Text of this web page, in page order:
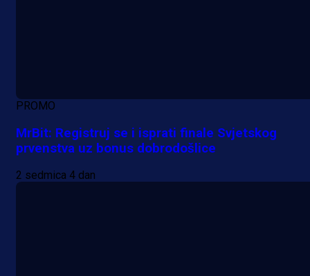
PROMO
MrBit: Registruj se i isprati finale Svjetskog
prvenstva uz bonus dobrodošlice
2 sedmica 4 dan